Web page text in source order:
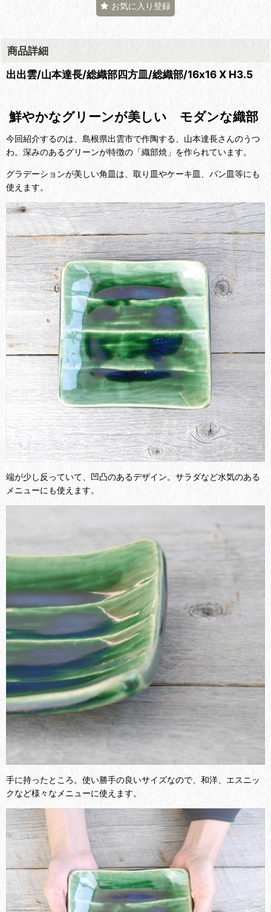
お気に入り登録
商品詳細
出出雲/山本達長/総織部四方皿/総織部/16x16 X H3.5
鮮やかなグリーンが美しい モダンな織部
今回紹介するのは、島根県出雲市で作陶する、山本達長さんのうつ
わ。深みのあるグリーンが特徴の「織部焼」を作られています。
グラデーションが美しい角皿は、取り皿やケーキ皿、パン皿等にも
使えます。
端が少し反っていて、凹凸のあるデザイン。サラダなど水気のある
メニューにも使えます。
手に持ったところ。使い勝手の良いサイズなので、和洋、エスニッ
クなど様々なメニューに使えます。